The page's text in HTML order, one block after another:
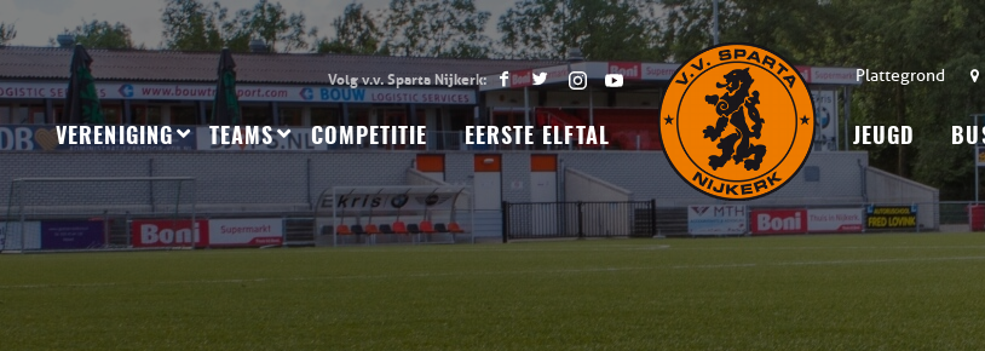
Plattegrond
VERENIGING TEAMS COMPETITIE EERSTE ELFTAL JEUGD